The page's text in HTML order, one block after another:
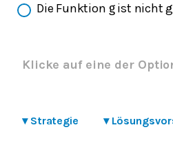
Die Funktion gist nicht
Klicke auf eine der
▾ Strategie ▾